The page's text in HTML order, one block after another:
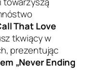
That Love
tkwiący w
prezentując
„Never Ending